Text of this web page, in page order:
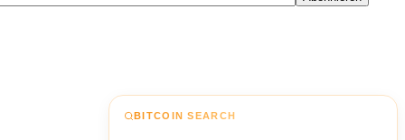
BITCOIN SEARCH